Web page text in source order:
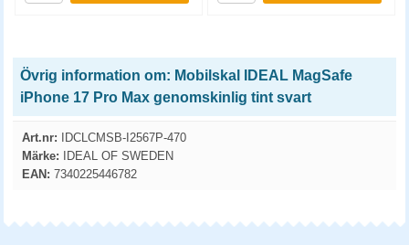
Övrig information om: Mobilskal IDEAL MagSafe
iPhone 17 Pro Max genomskinlig tint svart
Art.nr: IDCLCMSB-I2567P-470
Märke: IDEAL OF SWEDEN
EAN: 7340225446782